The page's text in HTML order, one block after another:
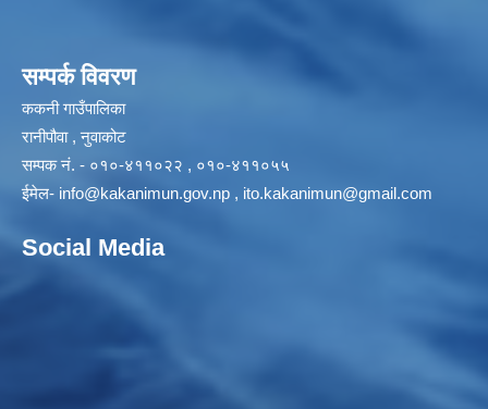
सम्पर्क विवरण
ककनी गाउँपालिका
रानीपौवा , नुवाकोट
सम्पक नं. - ०१०-४११०२२ , ०१०-४११०५५
ईमेल- info@kakanimun.gov.np , ito.kakanimun@gmail.com
Social Media